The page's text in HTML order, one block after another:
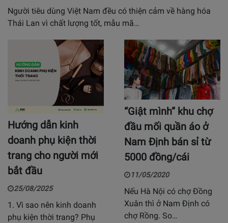
Người tiêu dùng Việt Nam đều có thiện cảm về hàng hóa
Thái Lan vì chất lượng tốt, mẫu mã…
Hướng dẫn kinh
doanh phụ kiện thời
trang cho người mới
bắt đầu
25/08/2025
1. Vì sao nên kinh doanh
phụ kiện thời trang? Phụ
“Giật mình” khu chợ
đầu mối quần áo ở
Nam Định bán sỉ từ
5000 đồng/cái
11/05/2020
Nếu Hà Nội có chợ Đồng
Xuân thì ở Nam Định có
chợ Rồng. So…